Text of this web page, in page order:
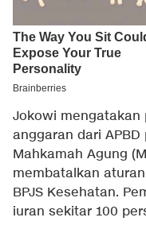
Jokowi mengatakan
anggaran dari
Mahkamah Agung
membatalkan
BPJS Kesehatan.
iuran sekitar 100